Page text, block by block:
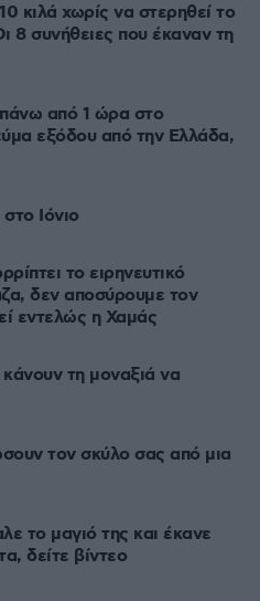
κιλά χωρίς να στερηθεί το
8 συνήθειες που έκαναν τη
από 1 ώρα στο
εξόδου από την Ελλάδα,
Ιόνιο
το ειρηνευτικό
δεν αποσύρουμε τον
εντελώς η Χαμάς
τη μοναξιά να
τον σκύλο σας από μια
το μαγιό της και έκανε
δείτε βίντεο